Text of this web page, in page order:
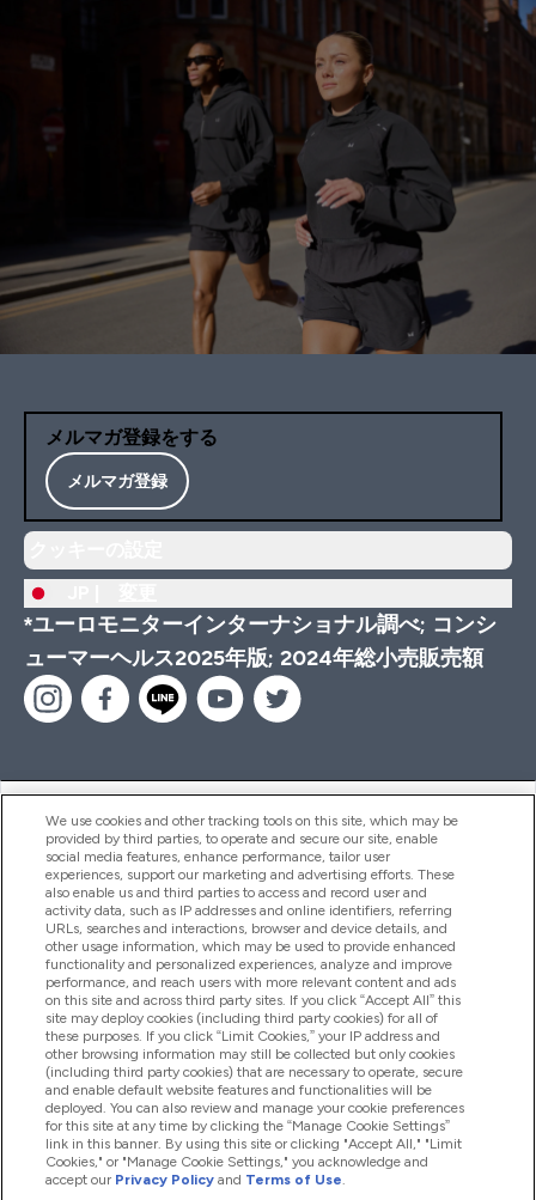
メルマガ登録をする
メルマガ登録
*ユーロモニターインターナショナル調べ; コンシ
ューマーヘルス2025年版; 2024年総小売販売額
ヘルプ＆ガイド
商品について
会社概要
特典＆ポイント
2026 The Hut.com Ltd
We use cookies and other tracking tools on this site, which may be
provided by third parties, to operate and secure our site, enable
social media features, enhance performance, tailor user
experiences, support our marketing and advertising efforts. These
also enable us and third parties to access and record user and
activity data, such as IP addresses and online identifiers, referring
URLs, searches and interactions, browser and device details, and
other usage information, which may be used to provide enhanced
functionality and personalized experiences, analyze and improve
performance, and reach users with more relevant content and ads
on this site and across third party sites. If you click “Accept All” this
site may deploy cookies (including third party cookies) for all of
these purposes. If you click “Limit Cookies,” your IP address and
other browsing information may still be collected but only cookies
(including third party cookies) that are necessary to operate, secure
and enable default website features and functionalities will be
deployed. You can also review and manage your cookie preferences
for this site at any time by clicking the “Manage Cookie Settings”
link in this banner. By using this site or clicking "Accept All," "Limit
Cookies," or "Manage Cookie Settings," you acknowledge and
accept our Privacy Policy and Terms of Use.